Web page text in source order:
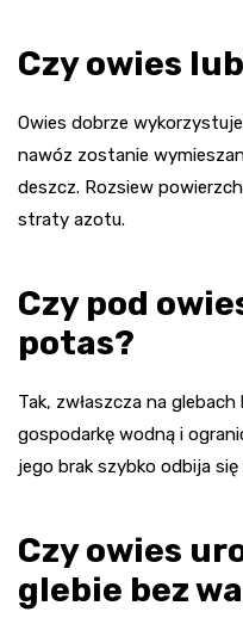
Czy owies
Owies dobrze wykorzystuje
nawóz zostanie
deszcz. Rozsiew
straty azotu.
Czy pod
potas?
Tak, zwłaszcza na glebach
gospodarkę wodną i
jego brak szybko odbija się
Czy owies
glebie bez